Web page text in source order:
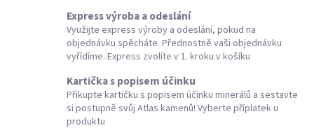
Express výroba a odeslání
Využijte express výroby a odeslání, pokud na
objednávku spěcháte. Přednostně vaši objednávku
vyřídíme. Express zvolíte v 1. kroku v košíku
Kartička s popisem účinku
Přikupte kartičku s popisem účinku minerálů a sestavte
si postupně svůj Atlas kamenů! Vyberte příplatek u
produktu